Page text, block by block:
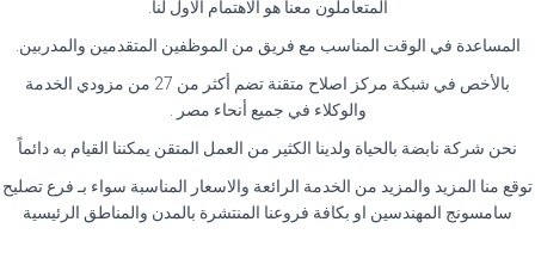
المتعاملون معنا هو الاهتمام الاول لنا.
المساعدة في الوقت المناسب مع فريق من الموظفين المتقدمين والمدربين.
بالأخص في شبكة مركز اصلاح متقنة تضم أكثر من 27 من مزودي الخدمة
والوكلاء في جميع أنحاء مصر .
نحن شركة نابضة بالحياة ولدينا الكثير من العمل المتقن يمكننا القيام به دائماً
توقع منا المزيد والمزيد من الخدمة الرائعة والاسعار المناسبة سواء بـ فرع تصليح
سامسونج المهندسين او بكافة فروعنا المنتشرة بالمدن والمناطق الرئيسية